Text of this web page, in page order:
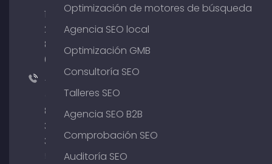
176
204
801
64
+49
89
380
375
Optimización de motores de búsqueda
Agencia SEO local
Optimización GMB
Consultoría SEO
Talleres SEO
Agencia SEO B2B
Comprobación SEO
Auditoría SEO